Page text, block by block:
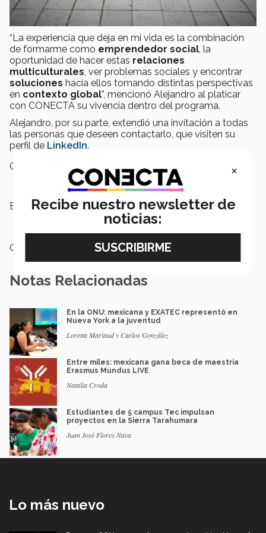
“La experiencia que deja en mi vida es la combinación
de formarme como emprendedor social , la
oportunidad de hacer estas relaciones
multiculturales , ver problemas sociales y encontrar
soluciones hacia ellos tomando distintas perspectivas
en contexto global”, mencionó Alejandro al platicar
con CONECTA su vivencia dentro del programa.
Alejandro, por su parte, extendió una invitación a todas
las personas que deseen contactarlo, que visiten su
perfil de LinkedIn.
Campus:
Ciudad Juárez
Etiquetas: Emprendimiento, Campus Ciudad
Categoría:
Notas Relacionadas
En la ONU: mexicana y EXATEC representó en
Nueva York a la juventud
Loretta Mariaud y Carlos González
Entre miles: mexicana gana beca de maestría
Erasmus Mundus LIVE
Natalia Croda
Estudiantes de 5 campus Tec impulsan
proyectos en la Sierra Tarahumara
Juan José Flores Nava
Lo más nuevo
×
Recibe nuestro newsletter de
noticias: